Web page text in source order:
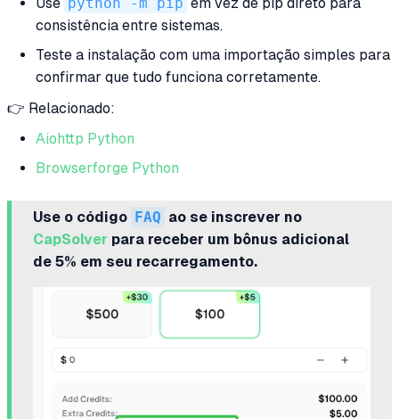
consistência entre sistemas.
Teste a instalação com uma importação simples para
confirmar que tudo funciona corretamente.
👉 Relacionado:
Aiohttp Python
Browserforge Python
Use o código FAQ ao se inscrever no
CapSolver para receber um bônus adicional
de 5% em seu recarregamento.